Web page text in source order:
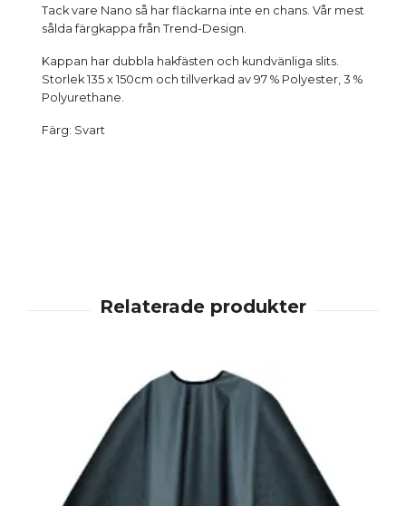
Tack vare Nano så har fläckarna inte en chans. Vår mest
sålda färgkappa från Trend-Design.
Kappan har dubbla hakfästen och kundvänliga slits.
Storlek 135 x 150cm och tillverkad av 97 % Polyester, 3 %
Polyurethane.
Färg: Svart